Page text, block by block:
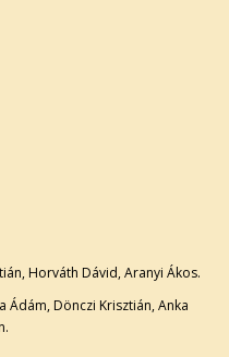
Horváth Dávid, Aranyi Ákos.
Ádám, Dönczi Krisztián, Anka